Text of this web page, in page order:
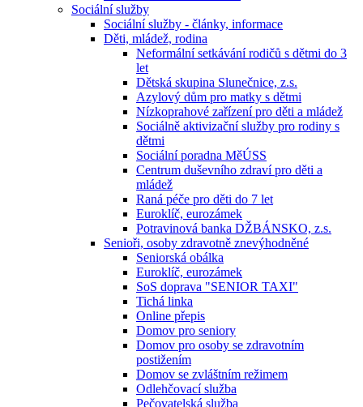
Sociální služby
Sociální služby - články, informace
Děti, mládež, rodina
Neformální setkávání rodičů s dětmi do 3
let
Dětská skupina Slunečnice, z.s.
Azylový dům pro matky s dětmi
Nízkoprahové zařízení pro děti a mládež
Sociálně aktivizační služby pro rodiny s
dětmi
Sociální poradna MěÚSS
Centrum duševního zdraví pro děti a
mládež
Raná péče pro děti do 7 let
Euroklíč, eurozámek
Potravinová banka DŽBÁNSKO, z.s.
Senioři, osoby zdravotně znevýhodněné
Seniorská obálka
Euroklíč, eurozámek
SoS doprava "SENIOR TAXI"
Tichá linka
Online přepis
Domov pro seniory
Domov pro osoby se zdravotním
postižením
Domov se zvláštním režimem
Odlehčovací služba
Pečovatelská služba